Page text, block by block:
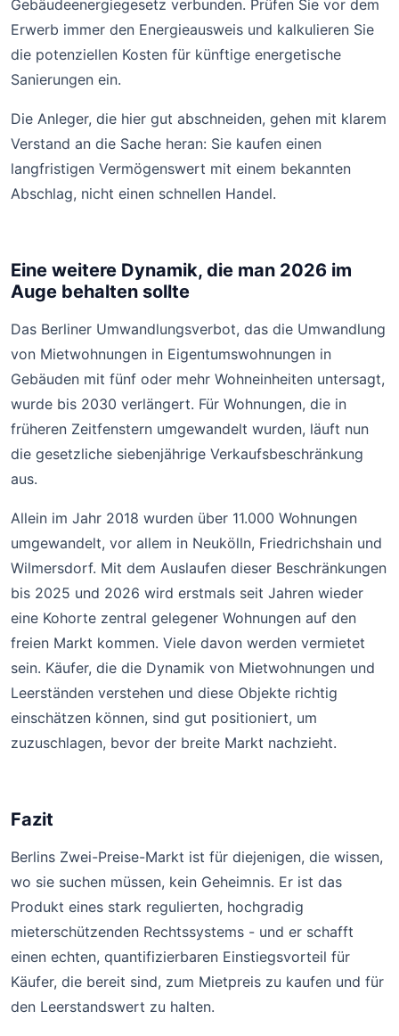
Gebäudeenergiegesetz verbunden. Prüfen Sie vor dem
Erwerb immer den Energieausweis und kalkulieren Sie
die potenziellen Kosten für künftige energetische
Sanierungen ein.
Die Anleger, die hier gut abschneiden, gehen mit klarem
Verstand an die Sache heran: Sie kaufen einen
langfristigen Vermögenswert mit einem bekannten
Abschlag, nicht einen schnellen Handel.
Eine weitere Dynamik, die man 2026 im
Auge behalten sollte
Das Berliner Umwandlungsverbot, das die Umwandlung
von Mietwohnungen in Eigentumswohnungen in
Gebäuden mit fünf oder mehr Wohneinheiten untersagt,
wurde bis 2030 verlängert. Für Wohnungen, die in
früheren Zeitfenstern umgewandelt wurden, läuft nun
die gesetzliche siebenjährige Verkaufsbeschränkung
aus.
Allein im Jahr 2018 wurden über 11.000 Wohnungen
umgewandelt, vor allem in Neukölln, Friedrichshain und
Wilmersdorf. Mit dem Auslaufen dieser Beschränkungen
bis 2025 und 2026 wird erstmals seit Jahren wieder
eine Kohorte zentral gelegener Wohnungen auf den
freien Markt kommen. Viele davon werden vermietet
sein. Käufer, die die Dynamik von Mietwohnungen und
Leerständen verstehen und diese Objekte richtig
einschätzen können, sind gut positioniert, um
zuzuschlagen, bevor der breite Markt nachzieht.
Fazit
Berlins Zwei-Preise-Markt ist für diejenigen, die wissen,
wo sie suchen müssen, kein Geheimnis. Er ist das
Produkt eines stark regulierten, hochgradig
mieterschützenden Rechtssystems - und er schafft
einen echten, quantifizierbaren Einstiegsvorteil für
Käufer, die bereit sind, zum Mietpreis zu kaufen und für
den Leerstandswert zu halten.